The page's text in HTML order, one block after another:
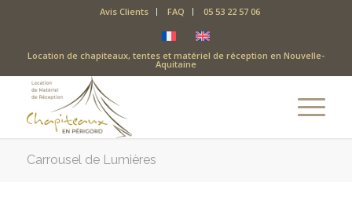
Avis Clients FAQ 05 53 22 57 06
Location de chapiteaux, tentes et matériel de réception en Nouvelle-
Aquitaine
Carrousel de Lumières